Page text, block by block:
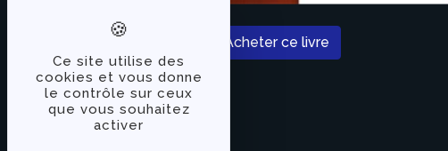
Ce site utilise des
cookies et vous donne
le contrôle sur ceux
que vous souhaitez
activer
Acheter ce livre